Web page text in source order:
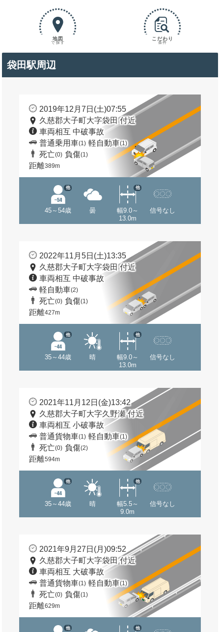
地図
で探す
こだわり
条件
袋田駅周辺
2019年12月7日(土)07:55
久慈郡大子町大字袋田 付近
車両相互 中破事故
普通乗用車(1) 軽自動車(1)
死亡(0) 負傷(1)
距離389m
45～54歳
他
曇
幅9.0～
13.0m
他
信号なし
2022年11月5日(土)13:35
久慈郡大子町大字袋田 付近
車両相互 中破事故
軽自動車(2)
死亡(0) 負傷(1)
距離427m
35～44歳
他
晴
幅9.0～
13.0m
他
信号なし
2021年11月12日(金)13:42
久慈郡大子町大字久野瀬 付近
車両相互 小破事故
普通貨物車(1) 軽自動車(1)
死亡(0) 負傷(2)
距離594m
35～44歳
他
晴
幅5.5～
9.0m
他
信号なし
2021年9月27日(月)09:52
久慈郡大子町大字袋田 付近
車両相互 大破事故
普通貨物車(1) 軽自動車(1)
死亡(0) 負傷(1)
距離629m
他 他